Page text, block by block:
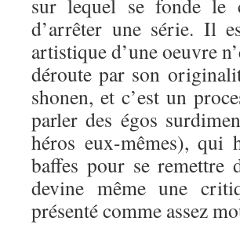
sur lequel se fonde le
d’arrêter une série. Il
artistique d’une oeuvre
déroute par son
shonen, et c’est un
parler des égos
héros eux-mêmes), qui
baffes pour se remettre
devine même une
présenté comme assez